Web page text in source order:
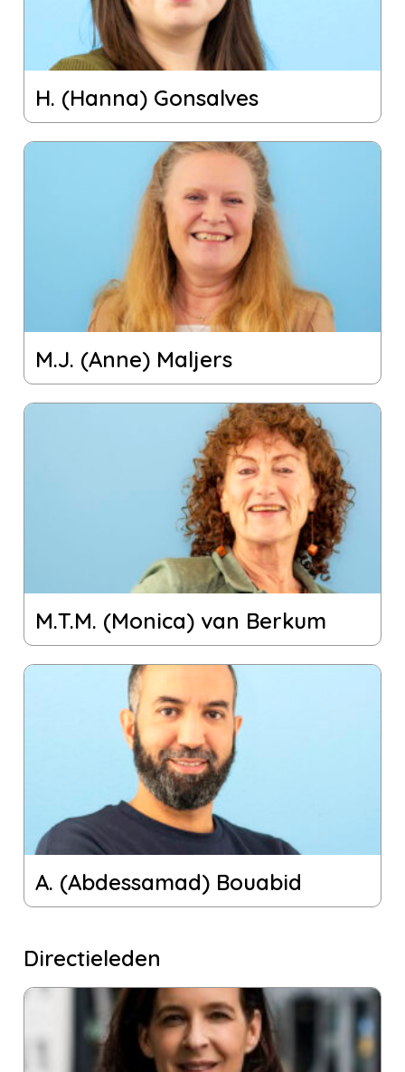
H. (Hanna) Gonsalves
M.J. (Anne) Maljers
M.T.M. (Monica) van Berkum
A. (Abdessamad) Bouabid
Directieleden